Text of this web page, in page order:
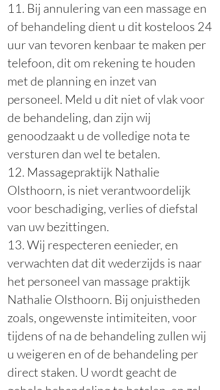
11. Bij annulering van een massage en
of behandeling dient u dit kosteloos 24
uur van tevoren kenbaar te maken per
telefoon, dit om rekening te houden
met de planning en inzet van
personeel. Meld u dit niet of vlak voor
de behandeling, dan zijn wij
genoodzaakt u de volledige nota te
versturen dan wel te betalen.
12. Massagepraktijk Nathalie
Olsthoorn, is niet verantwoordelijk
voor beschadiging, verlies of diefstal
van uw bezittingen.
13. Wij respecteren eenieder, en
verwachten dat dit wederzijds is naar
het personeel van massage praktijk
Nathalie Olsthoorn. Bij onjuistheden
zoals, ongewenste intimiteiten, voor
tijdens of na de behandeling zullen wij
u weigeren en of de behandeling per
direct staken. U wordt geacht de